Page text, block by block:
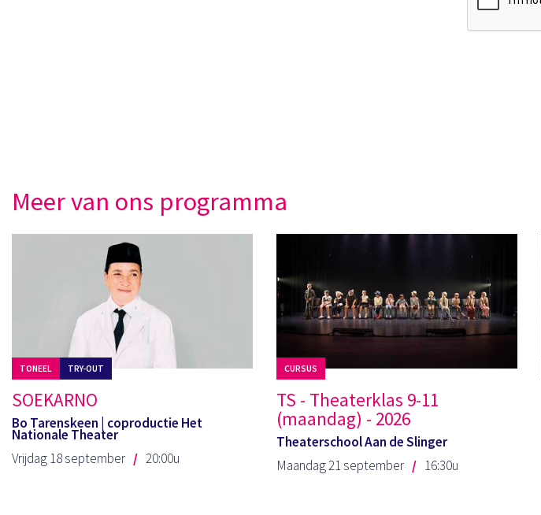
Meer van ons programma
TONEEL TRY-OUT
SOEKARNO
Bo Tarenskeen | coproductie Het
Nationale Theater
Vrijdag 18 september
20:00u
CURSUS
TS - Theaterklas 9-11
(maandag) - 2026
Theaterschool Aan de Slinger
Maandag 21 september
16:30u